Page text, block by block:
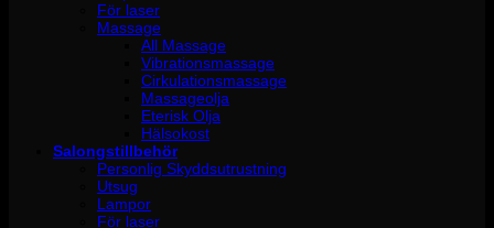
För laser
Massage
All Massage
Vibrationsmassage
Cirkulationsmassage
Massageolja
Eterisk Olja
Hälsokost
Salongstillbehör
Personlig Skyddsutrustning
Utsug
Lampor
För laser